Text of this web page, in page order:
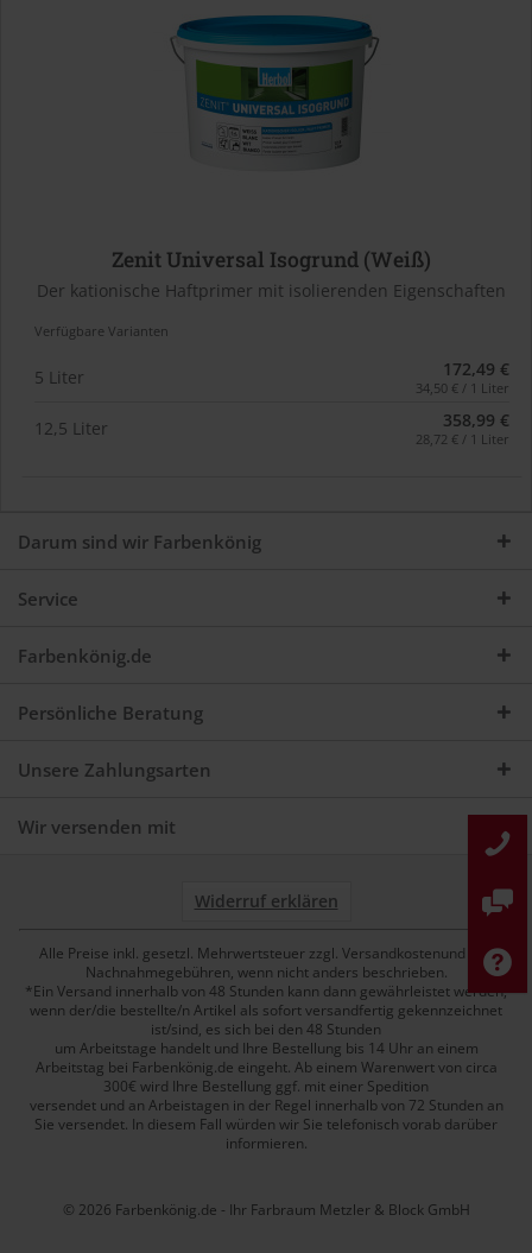
Zenit Universal Isogrund (Weiß)
Der kationische Haftprimer mit isolierenden Eigenschaften
Verfügbare Varianten
5 Liter 172,49 €
34,50 € / 1 Liter
12,5 Liter 358,99 €
28,72 € / 1 Liter
Darum sind wir Farbenkönig
Service
Farbenkönig.de
Persönliche Beratung
Unsere Zahlungsarten
Wir versenden mit
Widerruf erklären
Alle Preise inkl. gesetzl. Mehrwertsteuer zzgl. Versandkostenund ggf.
Nachnahmegebühren, wenn nicht anders beschrieben.
*Ein Versand innerhalb von 48 Stunden kann dann gewährleistet werden,
wenn der/die bestellte/n Artikel als sofort versandfertig gekennzeichnet
ist/sind, es sich bei den 48 Stunden
um Arbeitstage handelt und Ihre Bestellung bis 14 Uhr an einem
Arbeitstag bei Farbenkönig.de eingeht. Ab einem Warenwert von circa
300€ wird Ihre Bestellung ggf. mit einer Spedition
versendet und an Arbeistagen in der Regel innerhalb von 72 Stunden an
Sie versendet. In diesem Fall würden wir Sie telefonisch vorab darüber
informieren.
© 2026 Farbenkönig.de - Ihr Farbraum Metzler & Block GmbH